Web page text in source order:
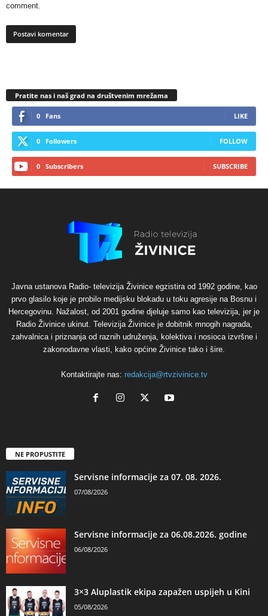
comment.
Pratite nas i naš grad na društvenim mrežama
0 Fans LIKE
0 Followers FOLLOW
0 Subscribers SUBSCRIBE
Javna ustanova Radio- televizija Živinice egzistira od 1992 godine, kao
prvo glasilo koje je probilo medijsku blokadu u toku agresije na Bosnu i
Hercegovinu. Nažalost, od 2001 godine djeluje samo kao televizija, jer je
Radio Živinice ukinut. Televizija Živinice je dobitnik mnogih nagrada,
zahvalnica i priznanja od raznih udruženja, kolektiva i nosioca izvršne i
zakonodavne vlasti, kako općine Živinice tako i šire.
Kontaktirajte nas: redakcija@rtvzivinice.tv
NE PROPUSTITE
Servisne informacije za 07. 08. 2026.
07/08/2026
Servisne informacije za 06.08.2026. godine
06/08/2026
3×3 Aluplastik ekipa zapažen uspijeh u Kini
05/08/2026